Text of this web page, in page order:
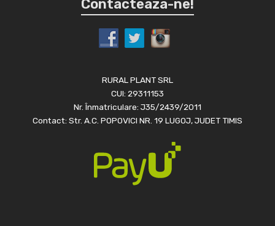
Contacteaza-ne!
RURAL PLANT SRL
CUI: 29311153
Nr. Înmatriculare: J35/2439/2011
Contact: Str. A.C. POPOVICI NR. 19 LUGOJ, JUDET TIMIS